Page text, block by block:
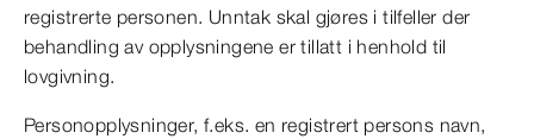
registrerte personen. Unntak skal gjøres i tilfeller der
behandling av opplysningene er tillatt i henhold til
lovgivning.
Personopplysninger, f.eks. en registrert persons navn,